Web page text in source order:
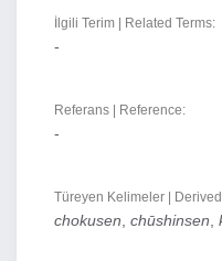
İlgili Terim | Related Terms:
-
Referans | Reference:
-
Türeyen Kelimeler |
chokusen chūshinsen